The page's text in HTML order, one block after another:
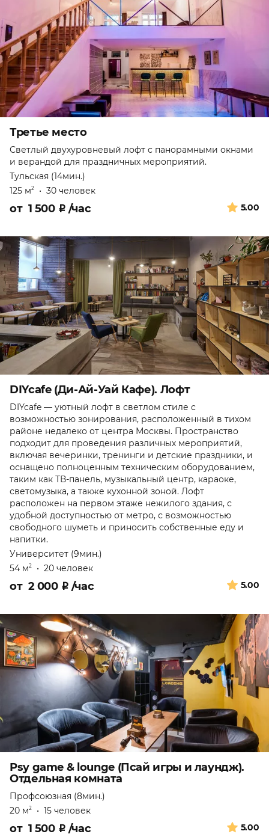
Третье место
Светлый двухуровневый лофт с панорамными окнами
и верандой для праздничных мероприятий.
Тульская (14мин.)
125 м2 • 30 человек
5.00
от 1 500 ₽ /час
DIYcafe (Ди-Ай-Уай Кафе). Лофт
DIYcafe — уютный лофт в светлом стиле с
возможностью зонирования, расположенный в тихом
районе недалеко от центра Москвы. Пространство
подходит для проведения различных мероприятий,
включая вечеринки, тренинги и детские праздники, и
оснащено полноценным техническим оборудованием,
таким как ТВ-панель, музыкальный центр, караоке,
светомузыка, а также кухонной зоной. Лофт
расположен на первом этаже нежилого здания, с
удобной доступностью от метро, с возможностью
свободного шуметь и приносить собственные еду и
напитки.
Университет (9мин.)
54 м2 • 20 человек
5.00
от 2 000 ₽ /час
Psy game & lounge (Псай игры и лаундж).
Отдельная комната
Профсоюзная (8мин.)
20 м2 • 15 человек
5.00
от 1 500 ₽ /час